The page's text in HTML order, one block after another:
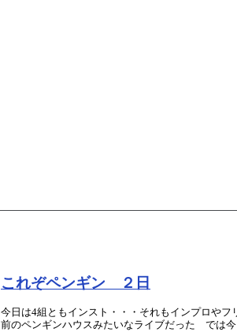
これぞペンギン ２日
今日は4組ともインスト・・・それもインプロや
前のペンギンハウスみたいなライブだった では今